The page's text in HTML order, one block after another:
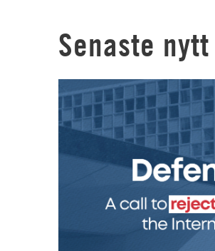
Senaste nytt